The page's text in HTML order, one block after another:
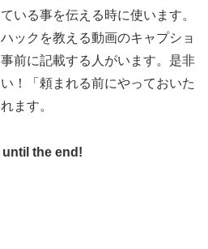
いる事を伝える時に使います。
ックを教える動画のキャプショ
事前に記載する人がいます。是非
！「頼まれる前にやっておいた
ます。
the end!